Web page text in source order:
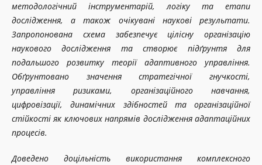
методологічний інструментарій, логіку та етапи
дослідження, а також очікувані наукові результати.
Запропонована схема забезпечує цілісну організацію
наукового дослідження та створює підґрунтя для
подальшого розвитку теорії адаптивного управління.
Обґрунтовано значення стратегічної гнучкості,
управління ризиками, організаційного навчання,
цифровізації, динамічних здібностей та організаційної
стійкості як ключових напрямів дослідження адаптаційних
процесів.
Доведено доцільність використання комплексного